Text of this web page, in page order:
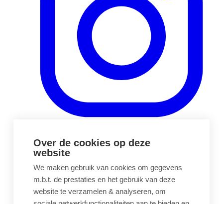
(opens in a new tab)
Over de cookies op deze
website
We maken gebruik van cookies om gegevens
m.b.t. de prestaties en het gebruik van deze
website te verzamelen & analyseren, om